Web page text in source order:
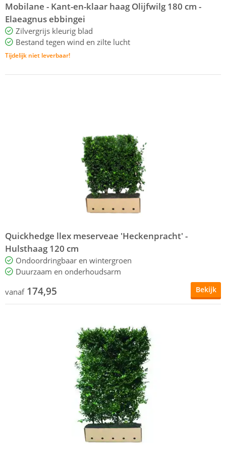
Mobilane - Kant-en-klaar haag Olijfwilg 180 cm -
Elaeagnus ebbingei
Zilvergrijs kleurig blad
Bestand tegen wind en zilte lucht
Tijdelijk niet leverbaar!
Quickhedge llex meserveae 'Heckenpracht' -
Hulsthaag 120 cm
Ondoordringbaar en wintergroen
Duurzaam en onderhoudsarm
vanaf 174,95 Bekijk